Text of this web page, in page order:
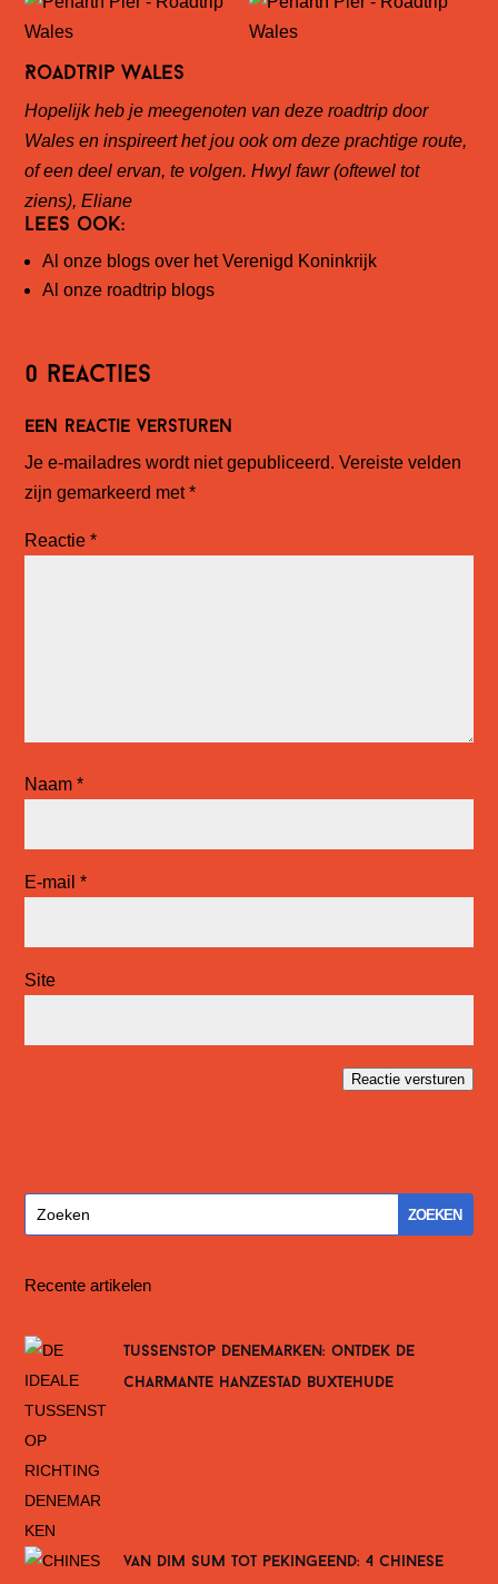
Roadtrip Wales
Hopelijk heb je meegenoten van deze roadtrip door
Wales en inspireert het jou ook om deze prachtige route,
of een deel ervan, te volgen. Hwyl fawr (oftewel tot
ziens), Eliane
Lees ook:
Al onze blogs over het Verenigd Koninkrijk
Al onze roadtrip blogs
0 reacties
Een reactie versturen
Je e-mailadres wordt niet gepubliceerd. Vereiste velden
zijn gemarkeerd met*
Reactie*
Naam*
E-mail*
Site
Reactie versturen
Recente artikelen
tussenstop denemarken: ontdek de
charmante hanzestad buxtehude
van dim sum tot pekingeend: 4 chinese